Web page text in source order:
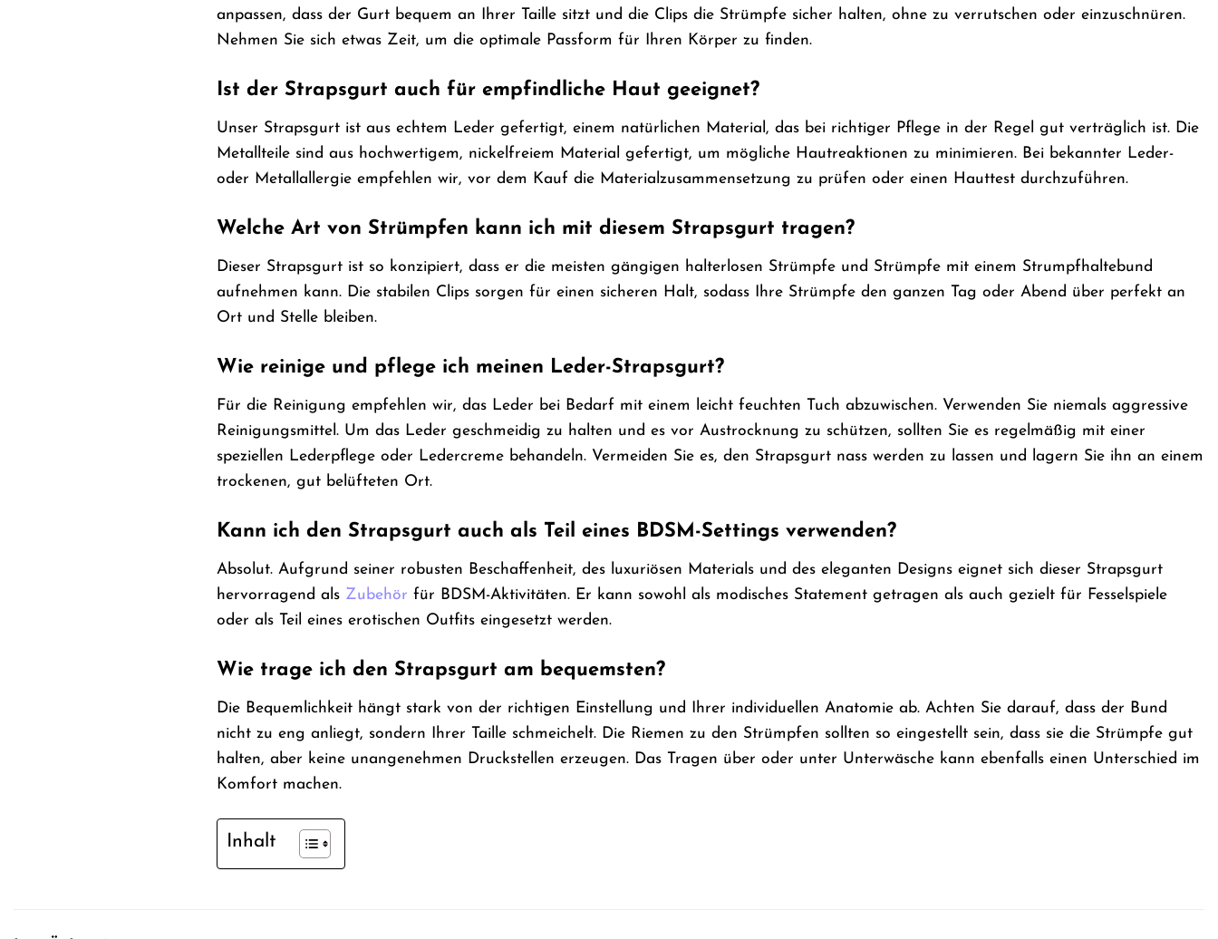
anpassen, dass der Gurt bequem an Ihrer Taille sitzt und die Clips die Strümpfe sicher halten, ohne zu verrutschen oder einzuschnüren.
Nehmen Sie sich etwas Zeit, um die optimale Passform für Ihren Körper zu finden.
Ist der Strapsgurt auch für empfindliche Haut geeignet?
Unser Strapsgurt ist aus echtem Leder gefertigt, einem natürlichen Material, das bei richtiger Pflege in der Regel gut verträglich ist. Die
Metallteile sind aus hochwertigem, nickelfreiem Material gefertigt, um mögliche Hautreaktionen zu minimieren. Bei bekannter Leder-
oder Metallallergie empfehlen wir, vor dem Kauf die Materialzusammensetzung zu prüfen oder einen Hauttest durchzuführen.
Welche Art von Strümpfen kann ich mit diesem Strapsgurt tragen?
Dieser Strapsgurt ist so konzipiert, dass er die meisten gängigen halterlosen Strümpfe und Strümpfe mit einem Strumpfhaltebund
aufnehmen kann. Die stabilen Clips sorgen für einen sicheren Halt, sodass Ihre Strümpfe den ganzen Tag oder Abend über perfekt an
Ort und Stelle bleiben.
Wie reinige und pflege ich meinen Leder-Strapsgurt?
Für die Reinigung empfehlen wir, das Leder bei Bedarf mit einem leicht feuchten Tuch abzuwischen. Verwenden Sie niemals aggressive
Reinigungsmittel. Um das Leder geschmeidig zu halten und es vor Austrocknung zu schützen, sollten Sie es regelmäßig mit einer
speziellen Lederpflege oder Ledercreme behandeln. Vermeiden Sie es, den Strapsgurt nass werden zu lassen und lagern Sie ihn an einem
trockenen, gut belüfteten Ort.
Kann ich den Strapsgurt auch als Teil eines BDSM-Settings verwenden?
Absolut. Aufgrund seiner robusten Beschaffenheit, des luxuriösen Materials und des eleganten Designs eignet sich dieser Strapsgurt
hervorragend als Zubehör für BDSM-Aktivitäten. Er kann sowohl als modisches Statement getragen als auch gezielt für Fesselspiele
oder als Teil eines erotischen Outfits eingesetzt werden.
Wie trage ich den Strapsgurt am bequemsten?
Die Bequemlichkeit hängt stark von der richtigen Einstellung und Ihrer individuellen Anatomie ab. Achten Sie darauf, dass der Bund
nicht zu eng anliegt, sondern Ihrer Taille schmeichelt. Die Riemen zu den Strümpfen sollten so eingestellt sein, dass sie die Strümpfe gut
halten, aber keine unangenehmen Druckstellen erzeugen. Das Tragen über oder unter Unterwäsche kann ebenfalls einen Unterschied im
Komfort machen.
Inhalt